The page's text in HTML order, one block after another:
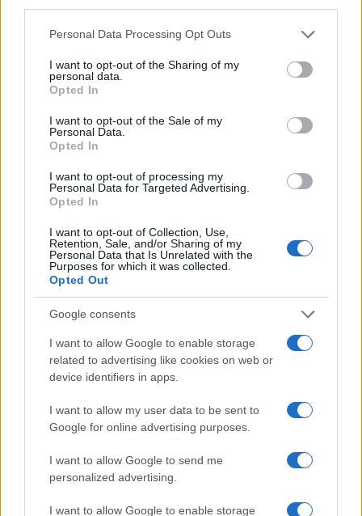
Please note that this website/app uses one or more Google
not limited to your visit or usage behaviour. You may click to
grant or deny consent to Google and its third-party tags to
use your data for below specified purposes in below Google
consent section.
Personal Data Processing Opt Outs
I want to opt-out of the Sharing of my
personal data.
Opted In
I want to opt-out of the Sale of my
Personal Data.
Opted In
I want to opt-out of processing my
Personal Data for Targeted Advertising.
Opted In
I want to opt-out of Collection, Use,
Retention, Sale, and/or Sharing of my
Personal Data that Is Unrelated with the
Purposes for which it was collected.
Opted Out
Google consents
I want to allow Google to enable storage
related to advertising like cookies on web or
device identifiers in apps.
I want to allow my user data to be sent to
Google for online advertising purposes.
I want to allow Google to send me
personalized advertising.
I want to allow Google to enable storage